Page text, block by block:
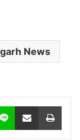
News
Line Share via Email Print